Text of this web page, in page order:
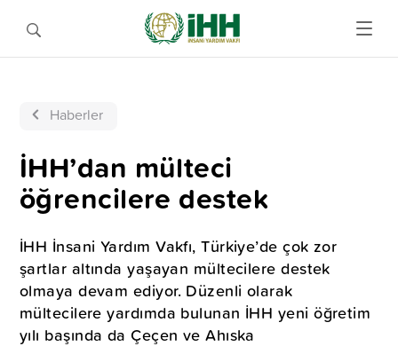
Haberler
İHH’dan mülteci
öğrencilere destek
İHH İnsani Yardım Vakfı, Türkiye’de çok zor
şartlar altında yaşayan mültecilere destek
olmaya devam ediyor. Düzenli olarak
mültecilere yardımda bulunan İHH yeni öğretim
yılı başında da Çeçen ve Ahıska